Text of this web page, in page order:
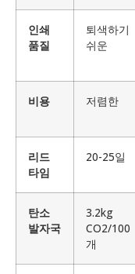
인쇄
품질
퇴색하기
쉬운
비용 저렴한
리드
타임
20-25일
탄소
발자국
3.2kg
CO2/100
개